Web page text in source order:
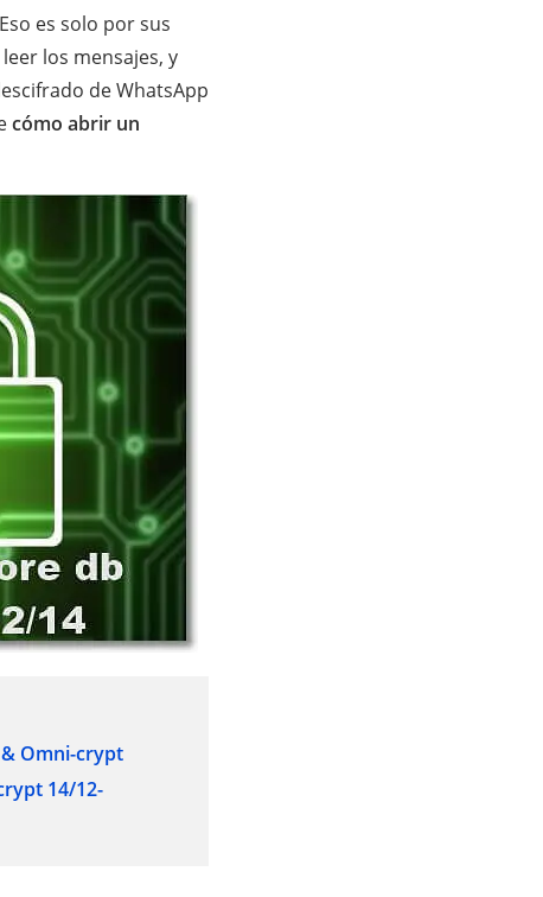
es solo por sus
los mensajes, y
de WhatsApp
cómo abrir un
Omni-crypt
14/12-